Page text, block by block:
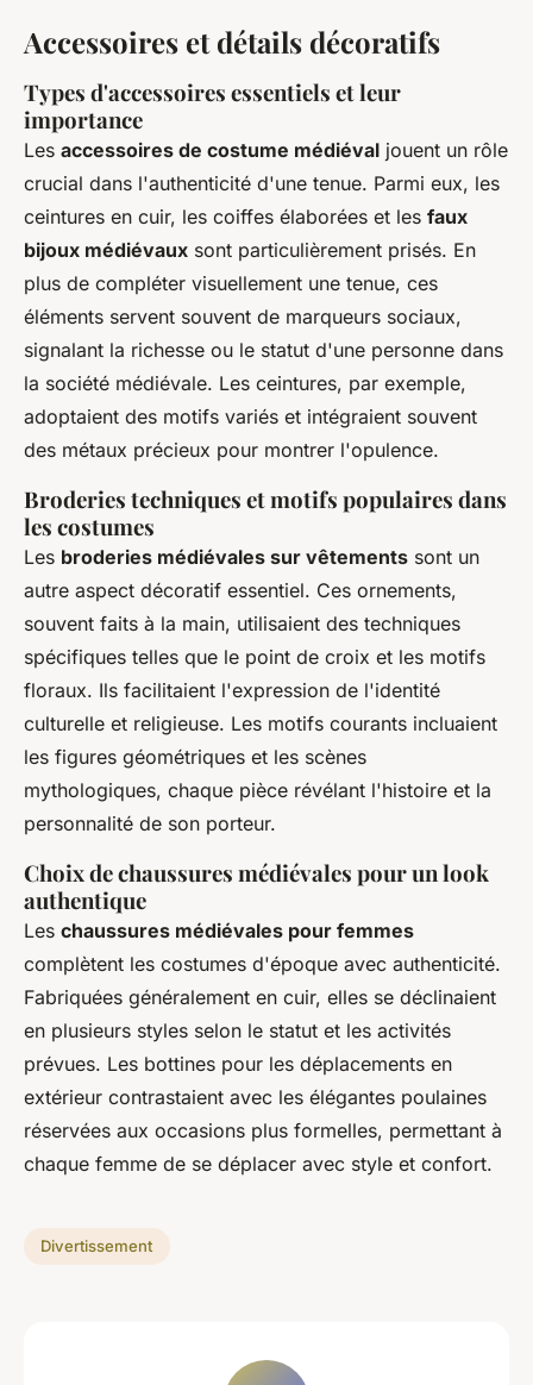
Accessoires et détails décoratifs
Types d'accessoires essentiels et leur
importance
Les accessoires de costume médiéval jouent un rôle
crucial dans l'authenticité d'une tenue. Parmi eux, les
ceintures en cuir, les coiffes élaborées et les faux
bijoux médiévaux sont particulièrement prisés. En
plus de compléter visuellement une tenue, ces
éléments servent souvent de marqueurs sociaux,
signalant la richesse ou le statut d'une personne dans
la société médiévale. Les ceintures, par exemple,
adoptaient des motifs variés et intégraient souvent
des métaux précieux pour montrer l'opulence.
Broderies techniques et motifs populaires dans
les costumes
Les broderies médiévales sur vêtements sont un
autre aspect décoratif essentiel. Ces ornements,
souvent faits à la main, utilisaient des techniques
spécifiques telles que le point de croix et les motifs
floraux. Ils facilitaient l'expression de l'identité
culturelle et religieuse. Les motifs courants incluaient
les figures géométriques et les scènes
mythologiques, chaque pièce révélant l'histoire et la
personnalité de son porteur.
Choix de chaussures médiévales pour un look
authentique
Les chaussures médiévales pour femmes
complètent les costumes d'époque avec authenticité.
Fabriquées généralement en cuir, elles se déclinaient
en plusieurs styles selon le statut et les activités
prévues. Les bottines pour les déplacements en
extérieur contrastaient avec les élégantes poulaines
réservées aux occasions plus formelles, permettant à
chaque femme de se déplacer avec style et confort.
Divertissement